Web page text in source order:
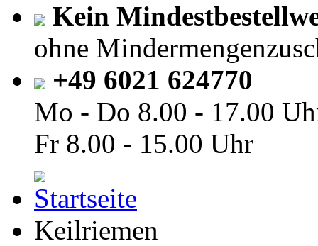
Kein
ohne
+49 6021 624770
Mo - Do 8.00 - 17.00
Fr 8.00 - 15.00 Uhr
Keilriemen